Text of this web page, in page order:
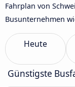
Fahrplan von
Busunternehmen
Heute
Günstigste